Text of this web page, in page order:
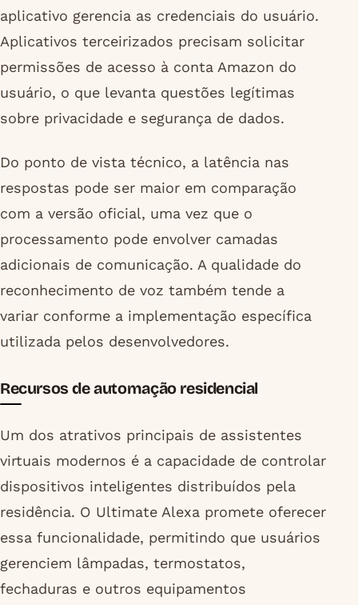
aplicativo gerencia as credenciais do usuário.
Aplicativos terceirizados precisam solicitar
permissões de acesso à conta Amazon do
usuário, o que levanta questões legítimas
sobre privacidade e segurança de dados.
Do ponto de vista técnico, a latência nas
respostas pode ser maior em comparação
com a versão oficial, uma vez que o
processamento pode envolver camadas
adicionais de comunicação. A qualidade do
reconhecimento de voz também tende a
variar conforme a implementação específica
utilizada pelos desenvolvedores.
Recursos de automação residencial
Um dos atrativos principais de assistentes
virtuais modernos é a capacidade de controlar
dispositivos inteligentes distribuídos pela
residência. O Ultimate Alexa promete oferecer
essa funcionalidade, permitindo que usuários
gerenciem lâmpadas, termostatos,
fechaduras e outros equipamentos